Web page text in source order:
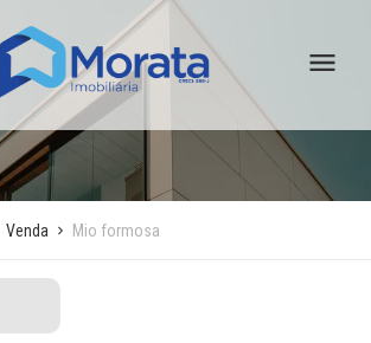
Venda Mio formosa